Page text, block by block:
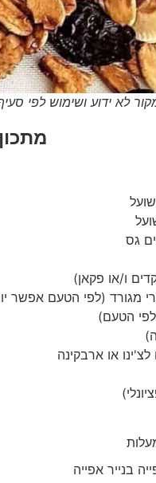
סעיף 27א' וסעיף 50א' לחוק זכויות יוצרים תשס"ח
גס
ו/או פקאן)
מגורד (לפי הטעם אפשר
הטעם)
לצ'ינו או ארבקינה
בנייר אפייה